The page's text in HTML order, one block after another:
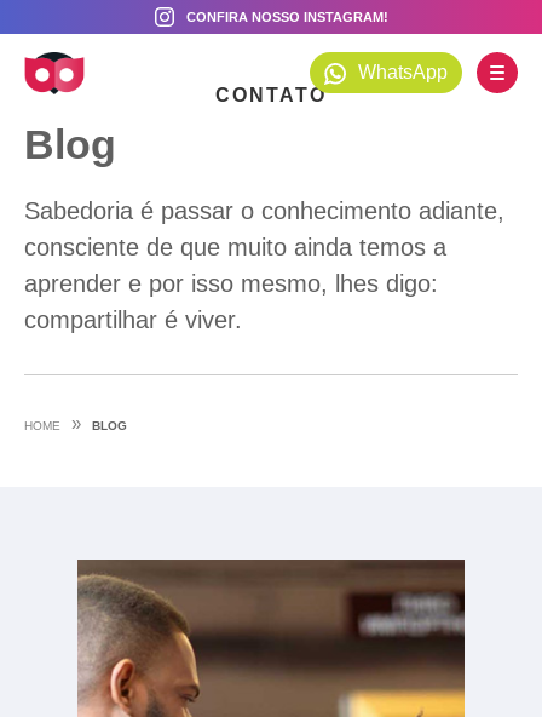
CONFIRA NOSSO INSTAGRAM!
WhatsApp
BLOG
CONTATO
Blog
Sabedoria é passar o conhecimento adiante,
consciente de que muito ainda temos a
aprender e por isso mesmo, lhes digo:
compartilhar é viver.
HOME » BLOG